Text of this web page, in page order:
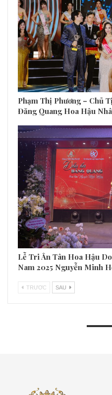
Phạm Thị Phương – Chủ
Đăng Quang Hoa Hậu
Lễ Tri Ân Tân Hoa Hậu
Nam 2025 Nguyễn Minh
TRƯƠC SAU